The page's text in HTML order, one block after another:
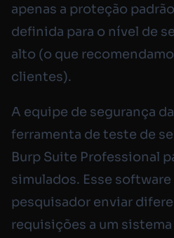
apenas a proteção
definida para o nível de
alto (o que
clientes).
A equipe de segurança
ferramenta de teste de
Burp Suite Professional
simulados. Esse
pesquisador enviar
requisições a um sistema